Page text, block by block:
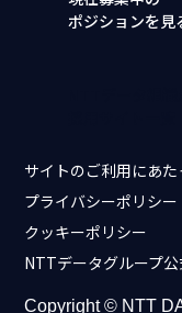
ポジションを見
サイトのご利用にあた
プライバシーポリシー
クッキーポリシー
NTTデータグループ公
Copyright © NTT